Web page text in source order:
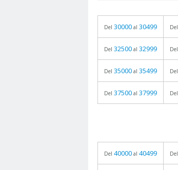
Del 30000 al 30499 Del
Del 32500 al 32999 Del
Del 35000 al 35499 Del
Del 37500 al 37999 Del
Del 40000 al 40499 Del